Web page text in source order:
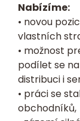
Nabízíme:
• novou
vlastních
• možnost
podílet se
distribuci i
• práci se
obchodníků,